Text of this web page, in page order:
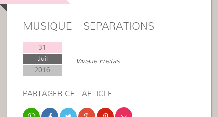
MUSIQUE – SEPARATIONS
31
Juil
2016
Viviane Freitas
PARTAGER CET ARTICLE